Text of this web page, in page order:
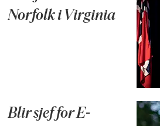
Norfolk i Virginia
Blir sjef for E-